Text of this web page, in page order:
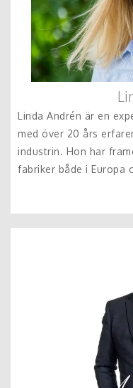
Linda Andrén är en
med över 20 års
industrin. Hon har
fabriker både i Europa